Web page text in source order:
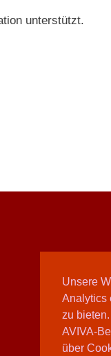
Unsere
Analytics
zu
AVIVA-
über
unterstützt.